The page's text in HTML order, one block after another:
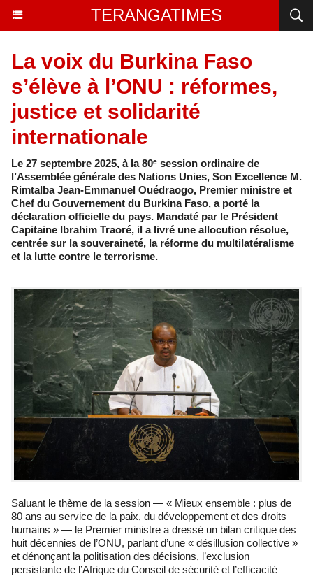
TERANGATIMES
La voix du Burkina Faso
s’élève à l’ONU : réformes,
justice et solidarité
internationale
Le 27 septembre 2025, à la 80ᵉ session ordinaire de
l’Assemblée générale des Nations Unies, Son Excellence M.
Rimtalba Jean-Emmanuel Ouédraogo, Premier ministre et
Chef du Gouvernement du Burkina Faso, a porté la
déclaration officielle du pays. Mandaté par le Président
Capitaine Ibrahim Traoré, il a livré une allocution résolue,
centrée sur la souveraineté, la réforme du multilatéralisme
et la lutte contre le terrorisme.
Saluant le thème de la session — « Mieux ensemble : plus de
80 ans au service de la paix, du développement et des droits
humains » — le Premier ministre a dressé un bilan critique des
huit décennies de l’ONU, parlant d’une « désillusion collective »
et dénonçant la politisation des décisions, l’exclusion
persistante de l’Afrique du Conseil de sécurité et l’efficacité